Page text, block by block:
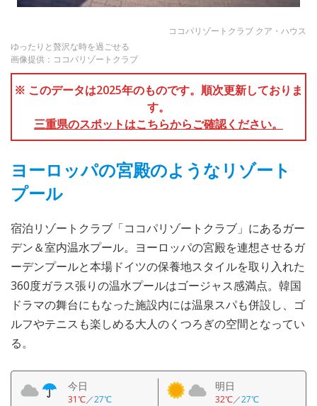
ココパリゾートクラブ クア・ハウス
ゆったりと贅沢な時を過ごせる
画像提供：ココパリゾートクラブ
※ このデータは2025年のものです。順次更新しておりま
す。
三重県のスポットはこちらからご確認ください。
ヨーロッパの宮殿のようなリゾート
プール
宿泊リゾートクラブ「ココパリゾートクラブ」にあるガー
デン＆室内温水プール。ヨーロッパの宮殿を連想させるガ
ーデンプールと本場ドイツの保養地スタイルを取り入れた
360度ガラス張りの温水プールはゴージャス感満点。韓国
ドラマの舞台にもなった施設内には温泉スパも併設し、ゴ
ルフやテニスも楽しめる大人のくつろぎの空間となってい
る。
今日
31℃／27℃
明日
32℃／27℃